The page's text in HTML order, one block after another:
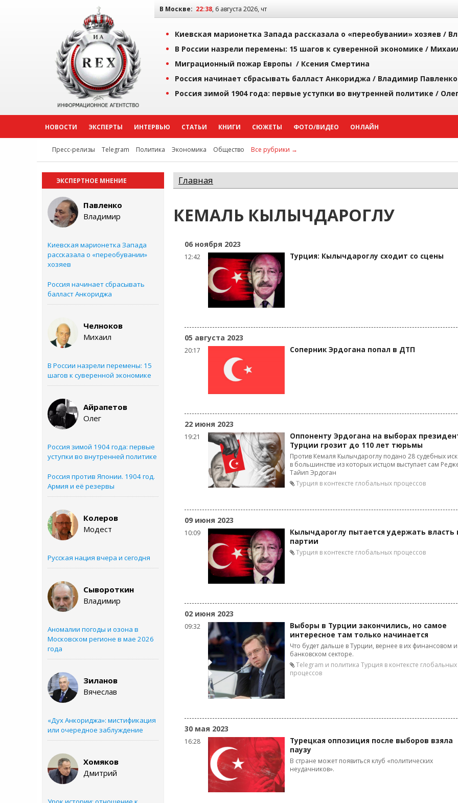
В Москве: 22:38, 6 августа 2026, чт
Киевская марионетка Запада рассказала о «переобувании» хозяев /
В России назрели перемены: 15 шагов к суверенной экономике /
Миграционный пожар Европы / Ксения Смертина
Россия начинает сбрасывать балласт Анкориджа / Владимир Павленко
Россия зимой 1904 года: первые уступки во внутренней политике /
НОВОСТИ ЭКСПЕРТЫ ИНТЕРВЬЮ СТАТЬИ КНИГИ СЮЖЕТЫ ФОТО/ВИДЕО ОНЛАЙН
Пресс-релизы Telegram Политика Экономика Общество Все рубрики →
ЭКСПЕРТНОЕ МНЕНИЕ
Павленко
Владимир
Киевская марионетка Запада
рассказала о «переобувании»
хозяев
Россия начинает сбрасывать
балласт Анкориджа
Челноков
Михаил
В России назрели перемены: 15
шагов к суверенной экономике
Айрапетов
Олег
Россия зимой 1904 года: первые
уступки во внутренней политике
Россия против Японии. 1904 год.
Армия и её резервы
Колеров
Модест
Русская нация вчера и сегодня
Сывороткин
Владимир
Аномалии погоды и озона в
Московском регионе в мае 2026
года
Зиланов
Вячеслав
«Дух Анкориджа»: мистификация
или очередное заблуждение
Хомяков
Дмитрий
Главная
КЕМАЛЬ КЫЛЫЧДАРОГЛУ
06 ноября 2023
12:42 Турция: Кылычдароглу сходит со сцены
05 августа 2023
20:17 Соперник Эрдогана попал в ДТП
22 июня 2023
19:21
Оппоненту Эрдогана на выборах
Турции грозит до 110 лет тюрьмы
Против Кемаля Кылычдароглу подано 28 судебных
в большинстве из которых истцом выступает сам
Тайип Эрдоган
Турция в контексте глобальных процессов
09 июня 2023
10:09
Кылычдароглу пытается удержать власть
партии
Турция в контексте глобальных процессов
02 июня 2023
09:32
Выборы в Турции закончились, но самое
интересное там только начинается
Что будет дальше в Турции, вернее в их финансовом и
банковском секторе.
Telegram и политика Турция в контексте глобальных
процессов
30 мая 2023
16:28
Турецкая оппозиция после выборов взяла
паузу
В стране может появиться клуб «политических
неудачников».